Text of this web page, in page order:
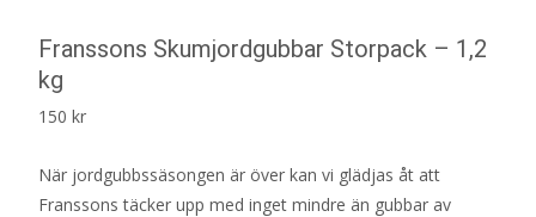
Franssons Skumjordgubbar Storpack – 1,2
kg
150 kr
När jordgubbssäsongen är över kan vi glädjas åt att
Franssons täcker upp med inget mindre än gubbar av